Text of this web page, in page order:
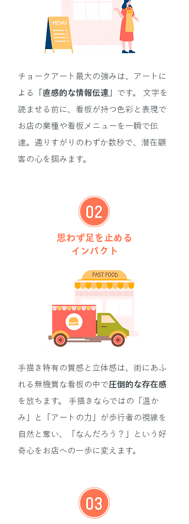
チョークアート最大の強みは、アートに
よる
「直感的な情報伝達」 です。 文字を
読ませる前に、看板が持つ色彩と表現で
お店の業種や看板メニューを一瞬で伝
達。通りすがりのわずか数秒で、潜在顧
客の心を掴みます。
思わず足を止める
インパクト
手描き特有の質感と立体感は、街にあふ
れる無機質な看板の中で圧倒的な存在感
を放ちます。 手描きならではの「温か
み」と「アートの力」が歩行者の視線を
自然と奪い、「なんだろう？」という好
奇心をお店への一歩に変えます。